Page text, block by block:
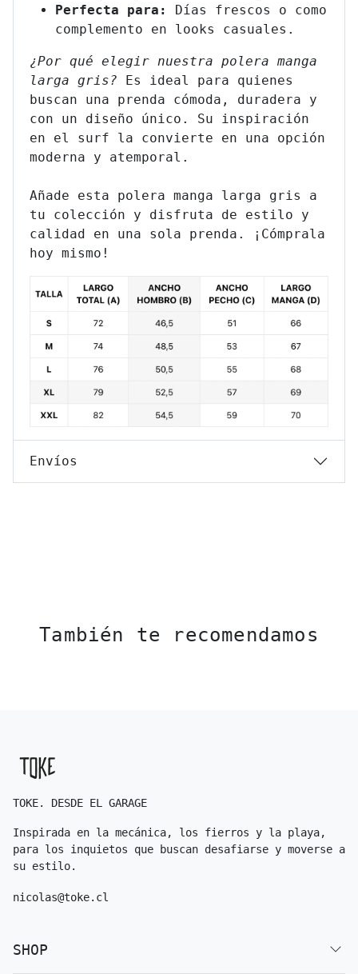
Perfecta para:
Días frescos o como
complemento en looks casuales.
¿Por qué elegir nuestra polera manga
larga gris? Es ideal para quienes
buscan una prenda cómoda, duradera y
con un diseño único. Su inspiración
en el surf la convierte en una opción
moderna y atemporal.
Añade esta polera manga larga gris a
tu colección y disfruta de estilo y
calidad en una sola prenda. ¡Cómprala
hoy mismo!
Envíos
También te recomendamos
TOKE. DESDE EL GARAGE
Inspirada en la mecánica, los fierros y la playa,
para los inquietos que buscan desafiarse y moverse a
su estilo.
nicolas@toke.cl
SHOP